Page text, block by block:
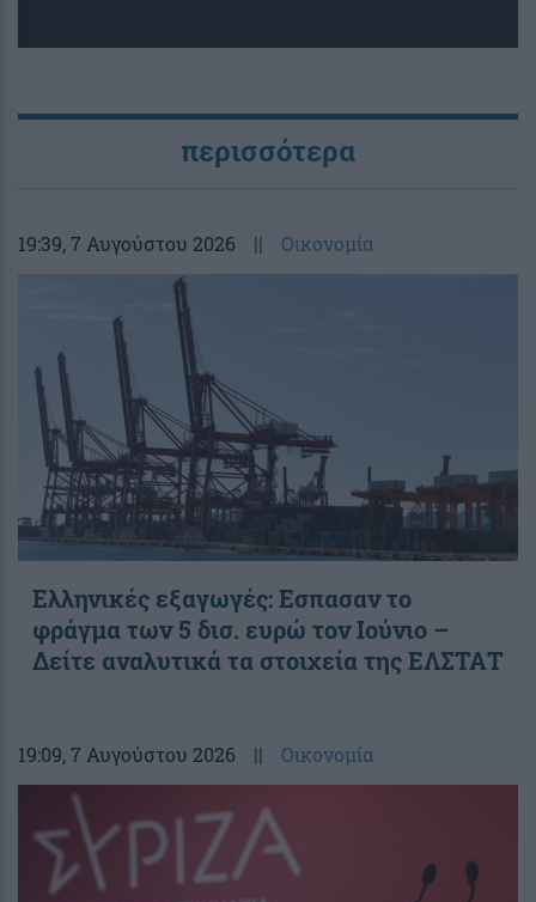
περισσότερα
19:39, 7 Αυγούστου 2026 || Οικονομία
Ελληνικές εξαγωγές: Εσπασαν το
φράγμα των 5 δισ. ευρώ τον Ιούνιο –
Δείτε αναλυτικά τα στοιχεία της ΕΛΣΤΑΤ
19:09, 7 Αυγούστου 2026 || Οικονομία